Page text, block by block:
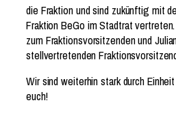
die Fraktion und sind zukünftig mit
Fraktion BeGo im Stadtrat
zum Fraktionsvorsitzenden und
stellvertretenden
Wir sind weiterhin stark durch
euch!